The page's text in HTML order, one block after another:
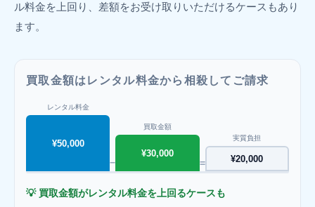
ル料金を上回り、差額をお受け取りいただけるケースもあり
ます。
買取金額はレンタル料金から相殺してご請求
レンタル料金
¥50,000
−
買取金額
¥30,000
=
実質負担
¥20,000
💡 買取金額がレンタル料金を上回るケースも